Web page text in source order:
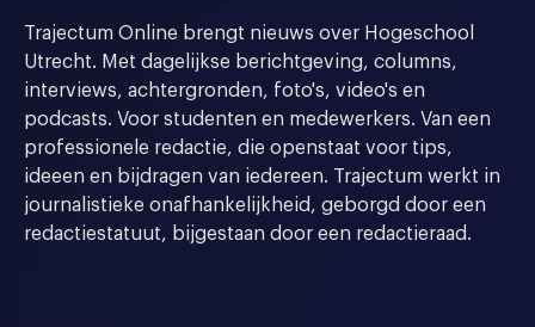
Trajectum Online brengt nieuws over Hogeschool
Utrecht. Met dagelijkse berichtgeving, columns,
interviews, achtergronden, foto's, video's en
podcasts. Voor studenten en medewerkers. Van een
professionele redactie, die openstaat voor tips,
ideeen en bijdragen van iedereen. Trajectum werkt in
journalistieke onafhankelijkheid, geborgd door een
redactiestatuut, bijgestaan door een redactieraad.